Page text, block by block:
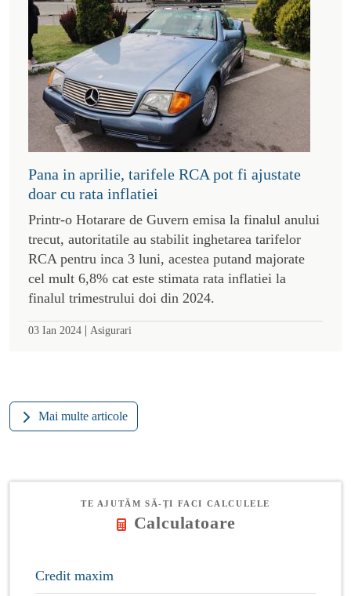
Pana in aprilie, tarifele RCA pot fi ajustate
doar cu rata inflatiei
Printr-o Hotarare de Guvern emisa la finalul anului
trecut, autoritatile au stabilit inghetarea tarifelor
RCA pentru inca 3 luni, acestea putand majorate
cel mult 6,8% cat este stimata rata inflatiei la
finalul trimestrului doi din 2024.
03 Ian 2024 | Asigurari
Mai multe articole
TE AJUTĂM SĂ-ȚI FACI CALCULELE
Calculatoare
Credit maxim